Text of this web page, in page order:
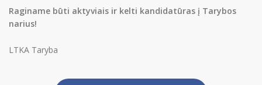
Raginame būti aktyviais ir kelti kandidatūras į Tarybos
narius!
LTKA Taryba